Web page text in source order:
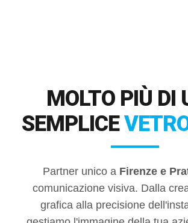
MOLTO PIÙ DI
SEMPLICE
Partner unico a Firenze e
comunicazione visiva. Dalla
grafica alla precisione